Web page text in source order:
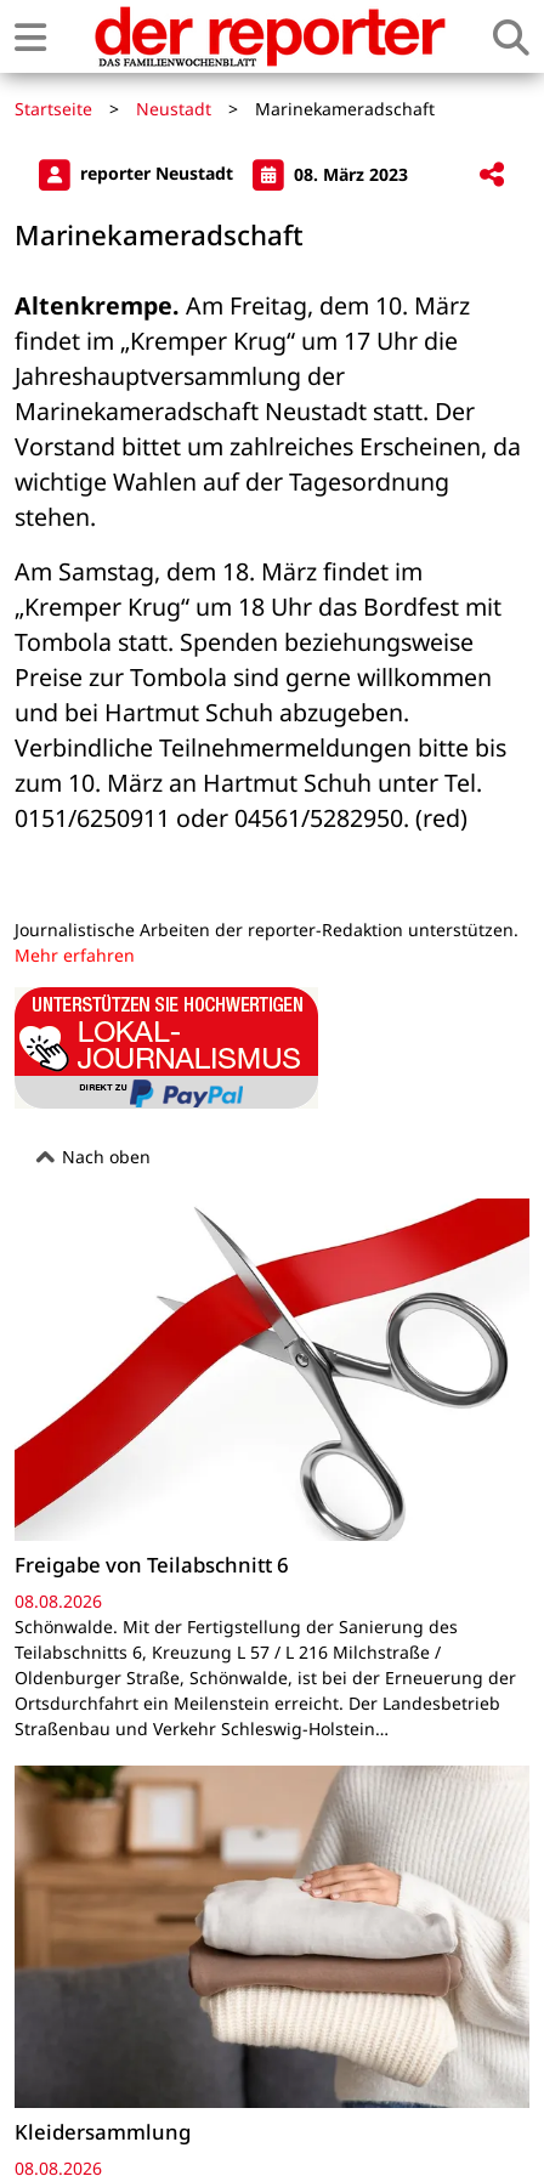
Startseite > Neustadt > Marinekameradschaft
reporter Neustadt 08. März 2023
Marinekameradschaft
Altenkrempe. Am Freitag, dem 10. März
findet im „Kremper Krug“ um 17 Uhr die
Jahreshauptversammlung der
Marinekameradschaft Neustadt statt. Der
Vorstand bittet um zahlreiches Erscheinen, da
wichtige Wahlen auf der Tagesordnung
stehen.
Am Samstag, dem 18. März findet im
„Kremper Krug“ um 18 Uhr das Bordfest mit
Tombola statt. Spenden beziehungsweise
Preise zur Tombola sind gerne willkommen
und bei Hartmut Schuh abzugeben.
Verbindliche Teilnehmermeldungen bitte bis
zum 10. März an Hartmut Schuh unter Tel.
0151/6250911 oder 04561/5282950. (red)
Journalistische Arbeiten der reporter-Redaktion unterstützen.
Mehr erfahren
Nach oben
Freigabe von Teilabschnitt 6
08.08.2026
Schönwalde. Mit der Fertigstellung der Sanierung des
Teilabschnitts 6, Kreuzung L 57 / L 216 Milchstraße /
Oldenburger Straße, Schönwalde, ist bei der Erneuerung der
Ortsdurchfahrt ein Meilenstein erreicht. Der Landesbetrieb
Straßenbau und Verkehr Schleswig-Holstein…
Kleidersammlung
08.08.2026